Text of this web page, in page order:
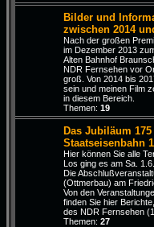
Bilder und
zwischen 2014
Nach der großen
im Dezember 2013
Alten Bahnhof
NDR Fernsehen vor
groß. Von 2014 bis
sein und meinen Film
in diesem Bereich.
Themen: 19
Das Jubiläum
Staatseisenbahn
Hier können Sie alle
Los ging es am Sa.
Die
(Ottmerbau) am
Von den
finden Sie hier
des NDR Fernsehen
Themen: 27